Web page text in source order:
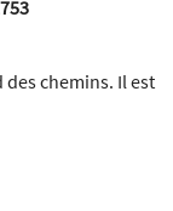
chemins. Il est